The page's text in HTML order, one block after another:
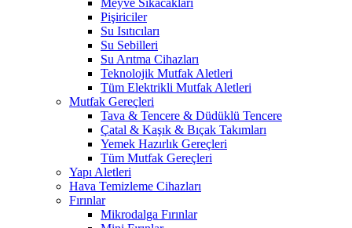
Meyve Sıkacakları
Pişiriciler
Su Isıtıcıları
Su Sebilleri
Su Arıtma Cihazları
Teknolojik Mutfak Aletleri
Tüm Elektrikli Mutfak Aletleri
Mutfak Gereçleri
Tava & Tencere & Düdüklü Tencere
Çatal & Kaşık & Bıçak Takımları
Yemek Hazırlık Gereçleri
Tüm Mutfak Gereçleri
Yapı Aletleri
Hava Temizleme Cihazları
Fırınlar
Mikrodalga Fırınlar